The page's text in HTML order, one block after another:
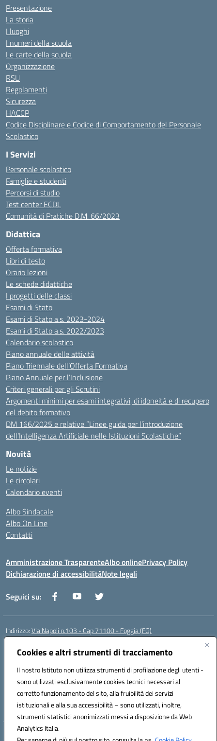
Cookies e altri strumenti di tracciamento
Il nostro Istituto non utilizza strumenti di profilazione degli utenti -
sono utilizzati esclusivamente cookies tecnici necessari al
corretto funzionamento del sito, alla fruibilità dei servizi
istituzionali e alla sua accessibilità – sono utilizzati, inoltre,
strumenti statistici anonimizzati messi a disposizione da Web
Analytics Italia.
Presentazione
La storia
I luoghi
I numeri della scuola
Le carte della scuola
Organizzazione
RSU
Regolamenti
Sicurezza
HACCP
Codice Disciplinare e Codice di Comportamento del Personale
Scolastico
I Servizi
Personale scolastico
Famiglie e studenti
Percorsi di studio
Test center ECDL
Comunità di Pratiche D.M. 66/2023
Didattica
Offerta formativa
Libri di testo
Orario lezioni
Le schede didattiche
I progetti delle classi
Esami di Stato
Esami di Stato a.s. 2023-2024
Esami di Stato a.s. 2022/2023
Calendario scolastico
Piano annuale delle attività
Piano Triennale dell’Offerta Formativa
Piano Annuale per l’Inclusione
Criteri generali per gli Scrutini
Argomenti minimi per esami integrativi, di idoneità e di recupero
del debito formativo
DM 166/2025 e relative “Linee guida per l’introduzione
dell’Intelligenza Artificiale nelle Istituzioni Scolastiche”
Novità
Le notizie
Le circolari
Calendario eventi
Albo Sindacale
Albo On Line
Contatti
Amministrazione TrasparenteAlbo onlinePrivacy Policy
Dichiarazione di accessibilitàNote legali
Seguici su:
Indirizzo:Via Napoli n.103 - Cap 71100 - Foggia (FG)
Centralino:
Posta elettronica certificata (PEC):fgis00800v@pec.istruzione.it
Codice fiscale: 80003280718
Codice meccanografico:FGIS00800V
Codice Indice delle Pubbliche Amministrazioni (IPA): istsc_fgis00800v
Codice unico di fatturazione (CUF): SOLVP8
Hosting & Powered by 3D Solution S.r.l.